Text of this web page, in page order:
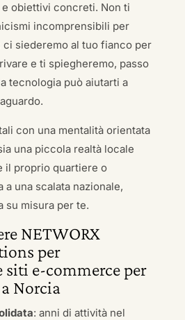
obiettivi concreti. Non ti
incomprensibili per
ci siederemo al tuo fianco per
e ti spiegheremo, passo
tecnologia può aiutarti a
con una mentalità orientata
una piccola realtà locale
il proprio quartiere o
a una scalata nazionale,
su misura per te.
NETWORX
per
siti e-commerce per
Norcia
: anni di attività nel